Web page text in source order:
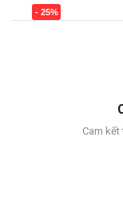
- 25%
Cam kết